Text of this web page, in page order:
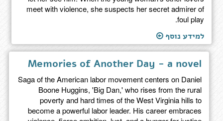
meet with violence, she suspects her secret admirer of
foul play.
למידע נוסף
Memories of Another Day - a novel
Saga of the American labor movement centers on Daniel
Boone Huggins, 'Big Dan,' who rises from the rural
poverty and hard times of the West Virginia hills to
become a powerful labor leader. His career embraces